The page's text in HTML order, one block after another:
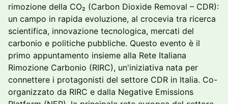
rimozione della CO₂ (Carbon Dioxide Removal – CDR):
un campo in rapida evoluzione, al crocevia tra ricerca
scientifica, innovazione tecnologica, mercati del
carbonio e politiche pubbliche. Questo evento è il
primo appuntamento insieme alla Rete Italiana
Rimozione Carbonio (RIRC), un'iniziativa nata per
connettere i protagonisti del settore CDR in Italia. Co-
organizzato da RIRC e dalla Negative Emissions